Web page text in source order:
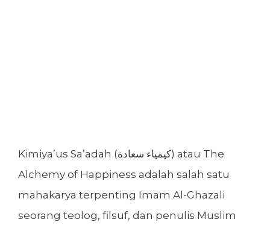
Kimiya’us Sa’adah (کیمیاء سعادة) atau The
Alchemy of Happiness adalah salah satu
mahakarya terpenting Imam Al-Ghazali
seorang teolog, filsuf, dan penulis Muslim